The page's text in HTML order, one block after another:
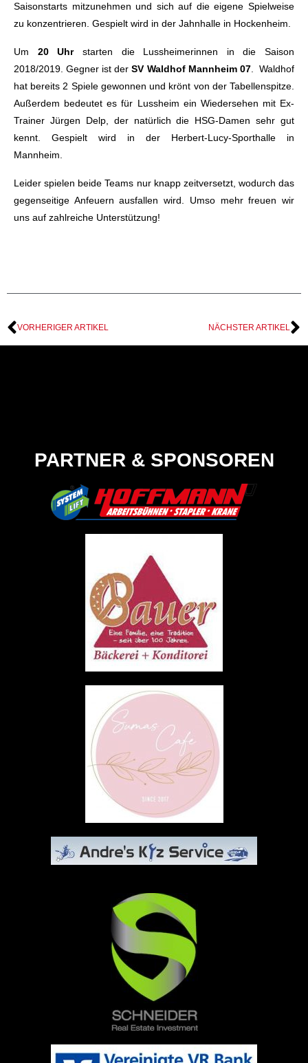
Saisonstarts mitzunehmen und sich auf die eigene Spielweise
zu konzentrieren. Gespielt wird in der Jahnhalle in Hockenheim.
Um 20 Uhrstarten die Lussheimerinnen in die Saison
2018/2019. Gegner ist derSV Waldhof Mannheim 07. Waldhof
hat bereits 2 Spiele gewonnen und krönt von der Tabellenspitze.
Außerdem bedeutet es für Lussheim ein Wiedersehen mit Ex-
Trainer Jürgen Delp, der natürlich die HSG-Damen sehr gut
kennt. Gespielt wird in der Herbert-Lucy-Sporthalle in
Mannheim.
Leider spielen beide Teams nur knapp zeitversetzt, wodurch das
gegenseitige Anfeuern ausfallen wird. Umso mehr freuen wir
uns auf zahlreiche Unterstützung!
VORHERIGER ARTIKEL NÄCHSTER ARTIKEL
PARTNER & SPONSOREN